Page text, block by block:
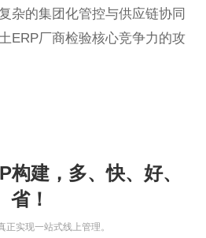
杂的集团化管控与供应链协同
ERP厂商检验核心竞争力的攻
构建，多、快、好、
省！
正实现一站式线上管理。